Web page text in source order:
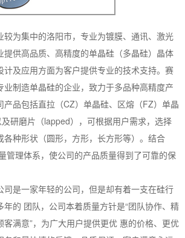
较为集中的洛阳市，专业为镀膜、通讯、激光
提供高品质、高精度的单晶硅（多晶硅）晶体
计及应用方面为客户提供专业的技术支持。赛
业制造单晶硅的企业，致力于多品种高精度产
产品包括直拉（CZ）单晶硅、区熔（FZ）单晶
研磨片（lapped），可根据用户需求，选择
各种形状（圆形，方形，长方形等）。结合
管理体系，使公司的产品质量得到了可靠的保
司是一家年轻的公司，但是却有着一支在硅行
年的 团队，公司本着质量方针是“团队协作、精
客满意”，为广大用户提供更优 惠的价格、更优